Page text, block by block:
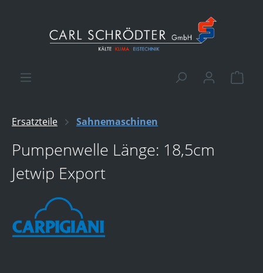
Ersatzteile Sahnemaschinen
Pumpenwelle Länge: 18,5cm
Jetwip Export